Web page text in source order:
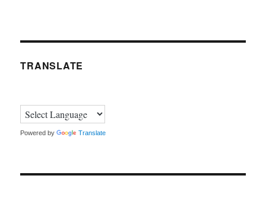
TRANSLATE
Powered by Translate